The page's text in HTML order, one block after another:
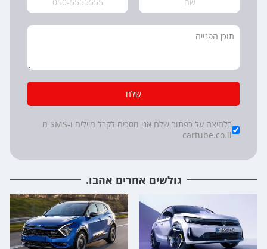
שלח
Checkboxes
*
בלחיצה על כפתור שלח אני מסכים לקבל מיילים ו-SMS מ
cartube.co.il
גולשים אחרים אהבו.